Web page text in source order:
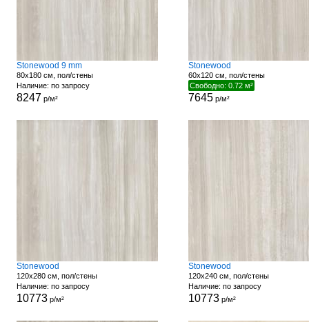
Stonewood 9 mm
80x180 см, пол/стены
Наличие: по запросу
8247 р/м²
Stonewood
60x120 см, пол/стены
Свободно: 0.72 м²
7645р/м²
Stonewood
120x280 см, пол/стены
Наличие: по запросу
10773р/м²
Stonewood
120x240 см, пол/стены
Наличие: по запросу
10773р/м²